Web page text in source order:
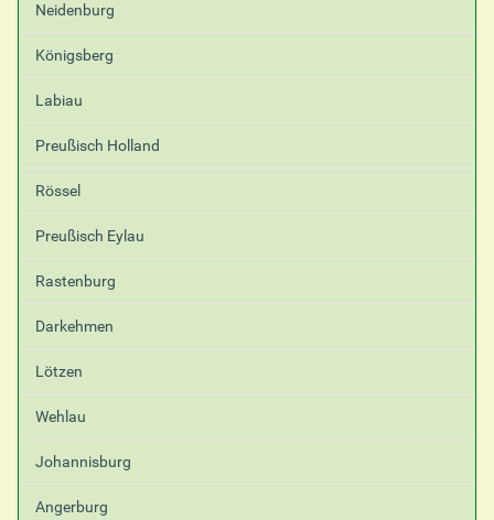
Neidenburg
Königsberg
Labiau
Preußisch Holland
Rössel
Preußisch Eylau
Rastenburg
Darkehmen
Lötzen
Wehlau
Johannisburg
Angerburg